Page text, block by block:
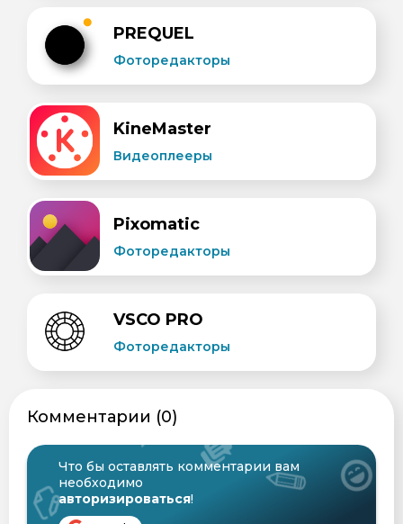
PREQUEL
Фоторедакторы
KineMaster
Видеоплееры
Pixomatic
Фоторедакторы
VSCO PRO
Фоторедакторы
Комментарии (0)
Что бы оставлять комментарии вам
необходимо
авторизироваться!